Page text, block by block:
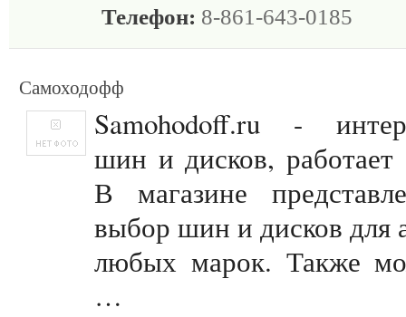
Телефон: 8-861-643-0185
Самоходофф
Samohodoff.ru -
шин и дисков, работает
В магазине
выбор шин и дисков для
любых марок. Также
…